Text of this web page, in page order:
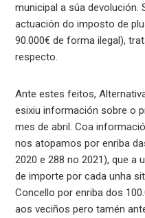
municipal a súa devolución.
actuación do imposto de
90.000€ de forma ilegal),
respecto.
Ante estes feitos,
esixiu información sobre o
mes de abril. Coa
nos atopamos por enriba
2020 e 288 no 2021), que a
de importe por cada unha
Concello por enriba dos
aos veciños pero tamén